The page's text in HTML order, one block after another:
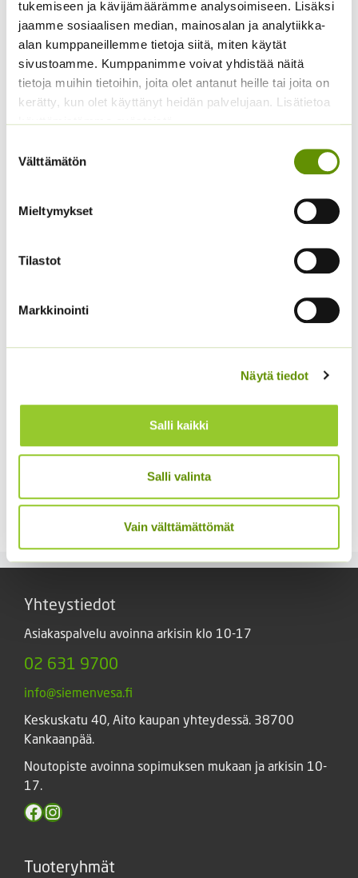
tukemiseen ja kävijämäärämme analysoimiseen. Lisäksi
jaamme sosiaalisen median, mainosalan ja analytiikka-
alan kumppaneillemme tietoja siitä, miten käytät
sivustoamme. Kumppanimme voivat yhdistää näitä
tietoja muihin tietoihin, joita olet antanut heille tai joita on
kerätty, kun olet käyttänyt heidän palvelujaan. Lisätietoa
käyttämistämme evästeistä
valinta
Välttämätön
Mieltymykset
Tilastot
Markkinointi
Näytä tiedot
Salli kaikki
Salli valinta
Vain välttämättömät
3,50€ – 17,50€Hintaluokka:
3,50 €
17,50 €
Sisältää
arvonlisäveron
2,90€ – 19,00€Hintaluokka:
2,90 €
-
Sisältää
arvonlisäveron
Amurinmaksaruoho
Sisältää arvonlisäveron
5,00€ Sisältää arvonlisäveron
Kirjolupiini Russell
sekoitus noin 50 s
3,60 €
Yhteystiedot
Asiakaspalvelu avoinna arkisin klo 10-17
02 631 9700
info@siemenvesa.fi
Keskuskatu 40, Aito kaupan yhteydessä. 38700
Kankaanpää.
Noutopiste avoinna sopimuksen mukaan ja arkisin 10-
17.
Facebook
Instagram
Tuoteryhmät